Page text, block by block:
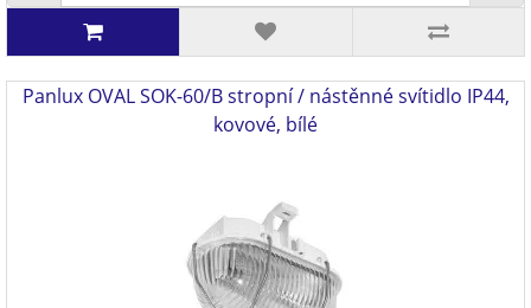
Panlux OVAL SOK-60/B stropní / nástěnné svítidlo IP44,
kovové, bílé